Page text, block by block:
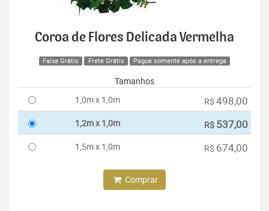
Coroa de Flores Delicada Vermelha
Faixa Grátis Frete Grátis Pague somente após a entrega
Tamanhos
1,0m x 1,0m
R$ 498,00
1,2m x 1,0m R$ 537,00
1,5m x 1,0m R$ 674,00
Comprar